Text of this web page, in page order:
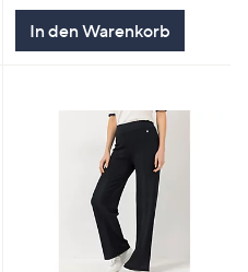
In den Warenkorb